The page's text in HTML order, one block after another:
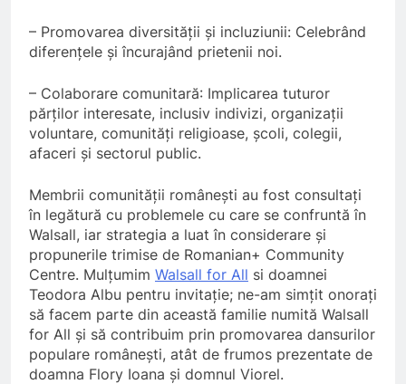
– Promovarea diversității și incluziunii: Celebrând
diferențele și încurajând prietenii noi.
– Colaborare comunitară: Implicarea tuturor
părților interesate, inclusiv indivizi, organizații
voluntare, comunități religioase, școli, colegii,
afaceri și sectorul public.
Membrii comunității românești au fost consultați
în legătură cu problemele cu care se confruntă în
Walsall, iar strategia a luat în considerare și
propunerile trimise de Romanian+ Community
Centre. Mulțumim Walsall for All si doamnei
Teodora Albu pentru invitație; ne-am simțit onorați
să facem parte din această familie numită Walsall
for All și să contribuim prin promovarea dansurilor
populare românești, atât de frumos prezentate de
doamna Flory Ioana și domnul Viorel.
5
Walsall for All
MEDIA